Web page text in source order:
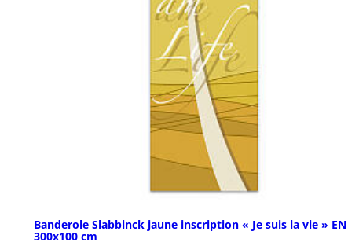
Banderole Slabbinck jaune inscription « Je suis la vie » EN
300x100 cm